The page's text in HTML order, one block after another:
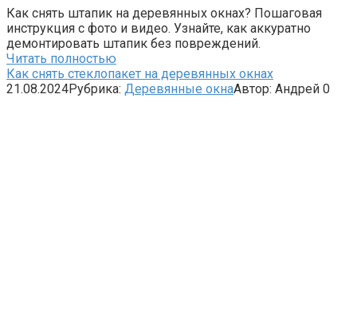
Как снять штапик на деревянных окнах? Пошаговая
инструкция с фото и видео. Узнайте, как аккуратно
демонтировать штапик без повреждений.
Читать полностью
Как снять стеклопакет на деревянных окнах
21.08.2024Рубрика: Деревянные окнаАвтор: Андрей 0